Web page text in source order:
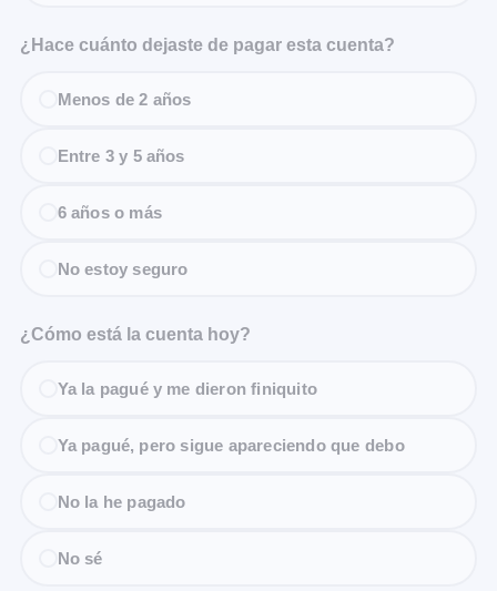
¿Hace cuánto dejaste de pagar esta cuenta?
Menos de 2 años
Entre 3 y 5 años
6 años o más
No estoy seguro
¿Cómo está la cuenta hoy?
Ya la pagué y me dieron finiquito
Ya pagué, pero sigue apareciendo que debo
No la he pagado
No sé